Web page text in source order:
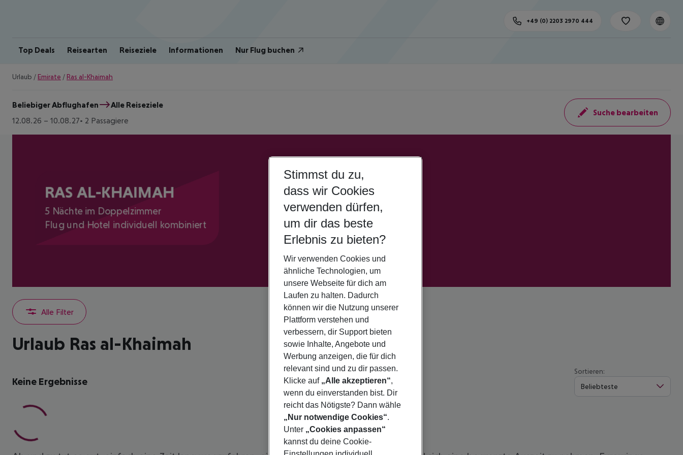
Top Deals Reisearten Reiseziele Informationen Nur Flug buchen
+49 (0) 2203 2970 444
Urlaub / Emirate / Ras al-Khaimah
Beliebiger Abflughafen
Alle Reiseziele
12.08.26 – 10.08.27 2 Passagiere
Suche bearbeiten
RAS AL-KHAIMAH
5 Nächte im Doppelzimmer
Flug und Hotel individuell kombiniert
Alle Filter
Urlaub Ras al-Khaimah
Keine Ergebnisse
Sortieren:
Beliebteste
Stimmst du zu,
dass wir Cookies
verwenden dürfen,
um dir das beste
Erlebnis zu bieten?
Wir verwenden Cookies und
ähnliche Technologien, um
unsere Webseite für dich am
Laufen zu halten. Dadurch
können wir die Nutzung unserer
Plattform verstehen und
verbessern, dir Support bieten
sowie Inhalte, Angebote und
Werbung anzeigen, die für dich
relevant sind und zu dir passen.
Klicke auf „Alle akzeptieren“,
wenn du einverstanden bist. Dir
reicht das Nötigste? Dann wähle
„Nur notwendige Cookies“.
Unter „Cookies anpassen“
kannst du deine Cookie-